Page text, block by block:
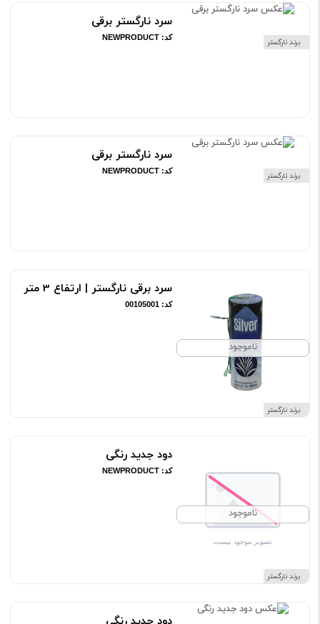
برند نارگستر
سرد نارگستر برقی
کد: NEWPRODUCT
برند نارگستر
سرد نارگستر برقی
کد: NEWPRODUCT
ناموجود
برند نارگستر
سرد برقی نارگستر | ارتفاع 3 متر
کد: 00105001
ناموجود
برند نارگستر
دود جدید رنگی
کد: NEWPRODUCT